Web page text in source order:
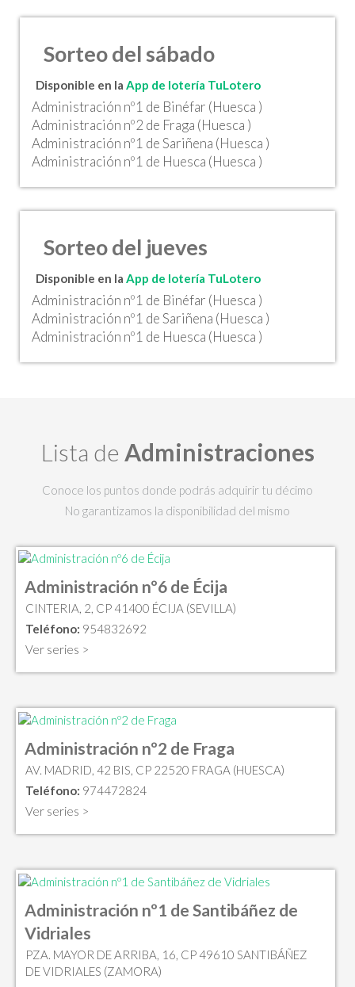
Sorteo del sábado
Disponible en la App de lotería TuLotero
Administración nº1 de Binéfar (Huesca )
Administración nº2 de Fraga (Huesca )
Administración nº1 de Sariñena (Huesca )
Administración nº1 de Huesca (Huesca )
Sorteo del jueves
Disponible en la App de lotería TuLotero
Administración nº1 de Binéfar (Huesca )
Administración nº1 de Sariñena (Huesca )
Administración nº1 de Huesca (Huesca )
Lista de Administraciones
Conoce los puntos donde podrás adquirir tu décimo
No garantizamos la disponibilidad del mismo
Administración nº6 de Écija
CINTERIA, 2, CP 41400 ÉCIJA (SEVILLA)
Teléfono: 954832692
Ver series >
Administración nº2 de Fraga
AV. MADRID, 42 BIS, CP 22520 FRAGA (HUESCA)
Teléfono: 974472824
Ver series >
Administración nº1 de Santibáñez de
Vidriales
PZA. MAYOR DE ARRIBA, 16, CP 49610 SANTIBÁÑEZ
DE VIDRIALES (ZAMORA)